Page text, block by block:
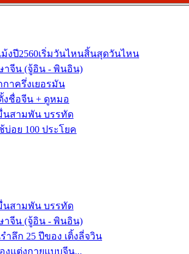
ม้งปี2560เริ่มวันไหนสิ้นสุดวันไหน
าจีน (จู้อิน - พินอิน)
าครึ่งเยอรมัน
งชื่อจีน + ดูหมอ
นสามพัน บรรทัด
อย 100 ประโยค
นสามพัน บรรทัด
าจีน (จู้อิน - พินอิน)
ำลึก 25 ปีของ เติ้งลี่จวิน
งแต่งกายแบบจีน...